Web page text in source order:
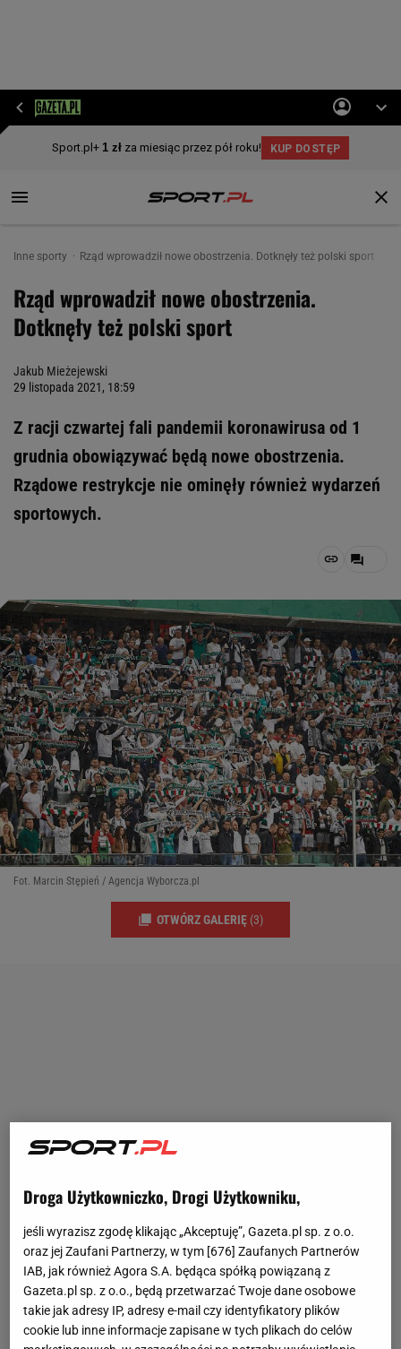
Inne sporty Rząd wprowadził nowe obostrzenia. Dotknęły też polski sport
Rząd wprowadził nowe obostrzenia.
Dotknęły też polski sport
Jakub Mieżejewski
29 listopada 2021, 18:59
Z racji czwartej fali pandemii koronawirusa od 1
grudnia obowiązywać będą nowe obostrzenia.
Rządowe restrykcje nie ominęły również wydarzeń
sportowych.
Fot. Marcin Stępień / Agencja Wyborcza.pl
OTWÓRZ GALERIĘ (3)
Droga Użytkowniczko, Drogi Użytkowniku,
jeśli wyrazisz zgodę klikając „Akceptuję”, Gazeta.pl sp. z o.o.
oraz jej Zaufani Partnerzy, w tym [676] Zaufanych Partnerów
IAB, jak również Agora S.A. będąca spółką powiązaną z
Gazeta.pl sp. z o.o., będą przetwarzać Twoje dane osobowe
takie jak adresy IP, adresy e-mail czy identyfikatory plików
cookie lub inne informacje zapisane w tych plikach do celów